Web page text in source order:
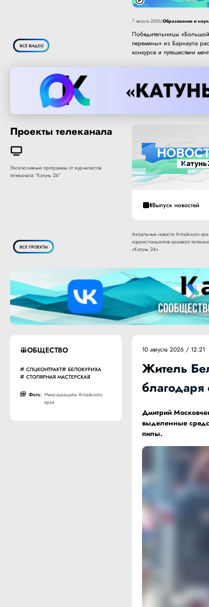
ВСЁ ВИДЕО
7 августа 2026/Образование и
Победительницы «Большой
перемены» из Барнаула
конкурсе и путешествии
Проекты телеканала
Эксклюзивные программы от журналистов
телеканала "Катунь 24"
ВСЕ ПРОЕКТЫ
Выпуск новостей
Актуальные новости Алтайского
корреспондентов краевого
«Катунь 24».
ОБЩЕСТВО
СЛЦКОНТРАКТ
БЕЛОКУРИХА
СТОЛЯРНАЯ МАСТЕРСКАЯ
Фото: Минсоцзащиты Алтайского
края
10 августа 2026 / 12:21
Житель
благодаря
Дмитрий
выделенные
пилы.